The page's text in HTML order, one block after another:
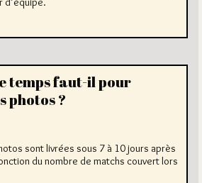
temps faut-il pour
photos ?
sont livrées sous 7 à 10 jours après
du nombre de matchs couvert lors